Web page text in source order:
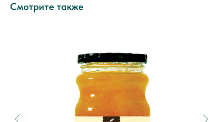
Смотрите также